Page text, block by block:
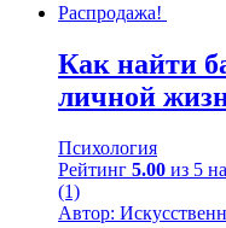
Распродажа!
Как найти
личной
Психология
Рейтинг 5.00 из 5
(1)
Автор: